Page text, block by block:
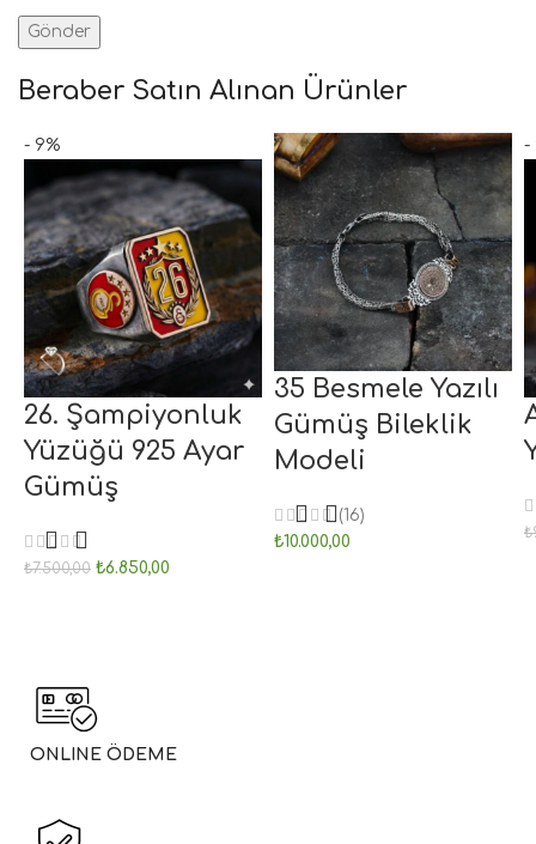
Beraber Satın Alınan Ürünler
- 9%
26. Şampiyonluk
Yüzüğü 925 Ayar
Gümüş
₺7.500,00 ₺6.850,00
35 Besmele Yazılı
Gümüş Bileklik
Modeli
(16)
₺10.000,00
-
₺
ONLINE ÖDEME